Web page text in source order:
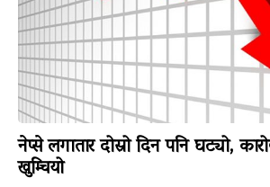
नेप्से लगातार दोस्रो दिन पनि घट्यो,
खुम्चियो